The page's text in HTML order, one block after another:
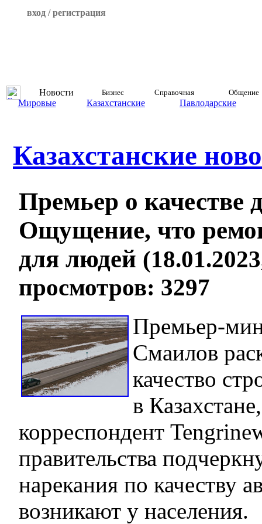
вход / регистрация
Новости Бизнес Справочная Общение
Мировые Казахстанские Павлодарские
Казахстанские
Премьер о качестве
Ощущение, что
для людей
просмотров: 3297
Премьер-
Смаилов
качество
в
корреспондент
правительства
нарекания по качеству
возникают у населения.